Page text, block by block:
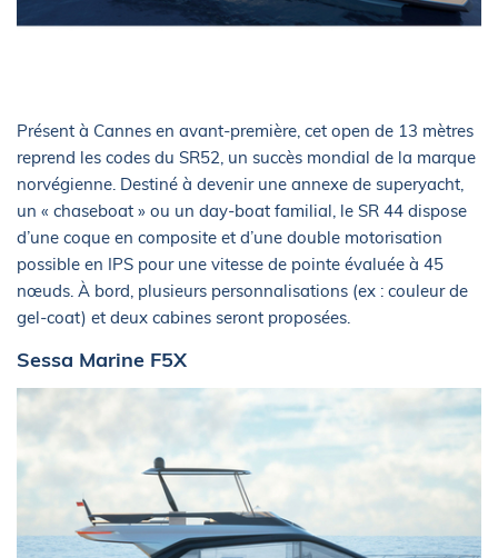
Présent à Cannes en avant-première, cet open de 13 mètres
reprend les codes du SR52, un succès mondial de la marque
norvégienne. Destiné à devenir une annexe de superyacht,
un « chaseboat » ou un day-boat familial, le SR 44 dispose
d’une coque en composite et d’une double motorisation
possible en IPS pour une vitesse de pointe évaluée à 45
nœuds. À bord, plusieurs personnalisations (ex : couleur de
gel-coat) et deux cabines seront proposées.
Sessa Marine F5X